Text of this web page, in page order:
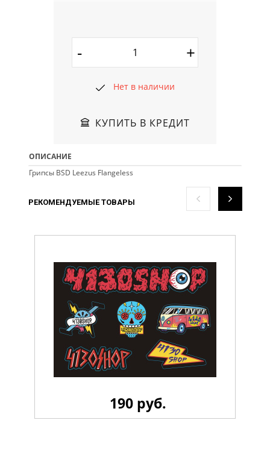
- +
Нет в наличии
КУПИТЬ В КРЕДИТ
ОПИСАНИЕ
Грипсы BSD Leezus Flangeless
РЕКОМЕНДУЕМЫЕ ТОВАРЫ
Стикерпак 4130 LiL
190 руб.